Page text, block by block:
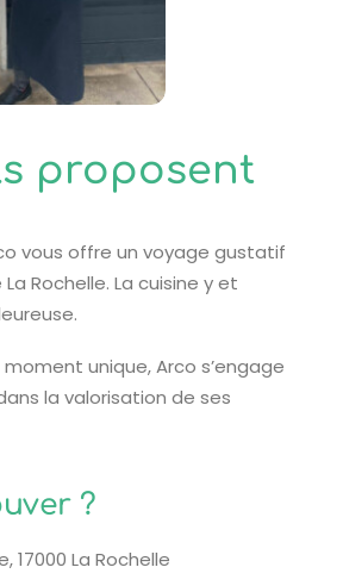
proposent
vous offre un voyage gustatif
Rochelle. La cuisine y et
moment unique, Arco s’engage
la valorisation de ses
?
17000 La Rochelle